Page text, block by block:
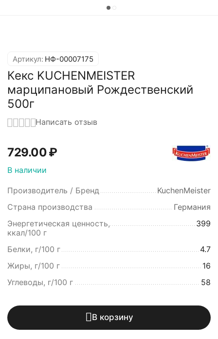
Артикул: НФ-00007175
Кекс KUCHENMEISTER
марципановый Рождественский
500г
Написать отзыв
729.00₽
В наличии
Производитель / Бренд
KuchenMeister
Страна производства
Германия
Энергетическая ценность,
ккал/100 г
399
Белки, г/100 г
4.7
Жиры, г/100 г
16
Углеводы, г/100 г
58
В корзину